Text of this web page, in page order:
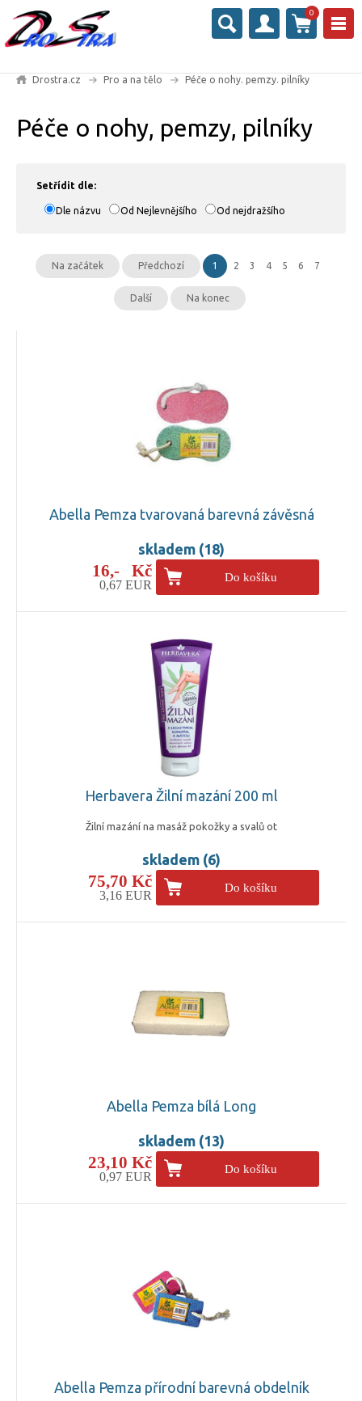
0
Drostra.cz Pro a na tělo Péče o nohy. pemzy. pilníky
Péče o nohy, pemzy, pilníky
Setřídit dle:
Dle názvu Od Nejlevnějšího Od nejdražšího
Na začátek Předchozí 1 2 3 4 5 6 7
Další Na konec
Abella Pemza tvarovaná barevná závěsná
skladem (18)
16,- Kč
0,67 EUR
Do košíku
Herbavera Žilní mazání 200 ml
Žilní mazání na masáž pokožky a svalů ot
skladem (6)
75,70 Kč
3,16 EUR
Do košíku
Abella Pemza bílá Long
skladem (13)
23,10 Kč
0,97 EUR
Do košíku
Abella Pemza přírodní barevná obdelník